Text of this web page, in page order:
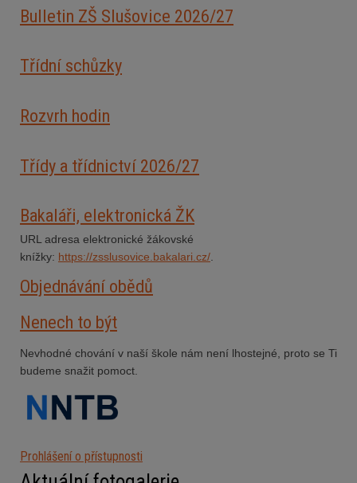
Bulletin ZŠ Slušovice 2026/27
Třídní schůzky
Rozvrh hodin
Třídy a třídnictví 2026/27
Bakaláři, elektronická ŽK
URL adresa elektronické žákovské
knížky: https://zsslusovice.bakalari.cz/
Objednávání obědů
Nenech to být
Nevhodné chování v naší škole nám není lhostejné, proto se Ti
budeme snažit pomoct.
Prohlášení o přístupnosti